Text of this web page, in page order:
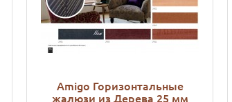
Amigo Горизонтальные
жалюзи из Дерева 25 мм